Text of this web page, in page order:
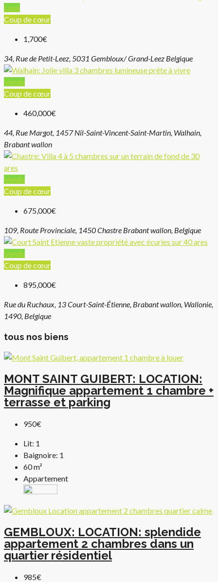
Loué
Coup de cœur
1,700€
34, Rue de Petit-Leez, 5031 Gembloux/ Grand-Leez Belgique
Vendu
Coup de cœur
460,000€
44, Rue Margot, 1457 Nil-Saint-Vincent-Saint-Martin, Walhain,
Brabant wallon
Vendu
Coup de cœur
675,000€
109, Route Provinciale, 1450 Chastre Brabant wallon, Belgique
Vendu
Coup de cœur
895,000€
Rue du Ruchaux, 13 Court-Saint-Étienne, Brabant wallon, Wallonie,
1490, Belgique
tous nos biens
MONT SAINT GUIBERT: LOCATION:
Magnifique appartement 1 chambre +
terrasse et parking
950€
Lit: 1
Baignoire: 1
60m²
Appartement
GEMBLOUX: LOCATION: splendide
appartement 2 chambres dans un
quartier résidentiel
985€